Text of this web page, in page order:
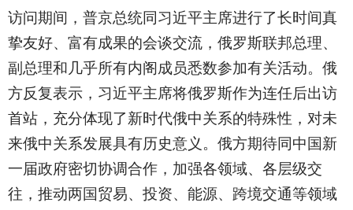
访问期间，普京总统同习近平主席进行了长时间真
挚友好、富有成果的会谈交流，俄罗斯联邦总理、
副总理和几乎所有内阁成员悉数参加有关活动。俄
方反复表示，习近平主席将俄罗斯作为连任后出访
首站，充分体现了新时代俄中关系的特殊性，对未
来俄中关系发展具有历史意义。俄方期待同中国新
一届政府密切协调合作，加强各领域、各层级交
往，推动两国贸易、投资、能源、跨境交通等领域